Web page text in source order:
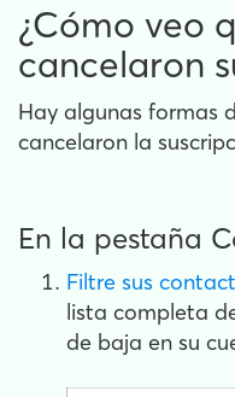
¿Cómo veo
cancelaron
Hay algunas formas
cancelaron la
En la pestaña
Filtre sus
lista completa
de baja en su